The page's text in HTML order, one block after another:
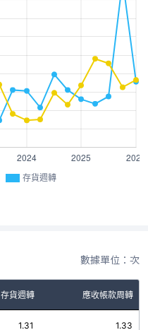
存貨週轉
數據單位：次
存貨週轉 應收帳款周轉
1.31 1.33